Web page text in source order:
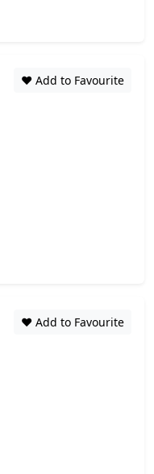
❤️ Add to Favourite
❤️ Add to Favourite